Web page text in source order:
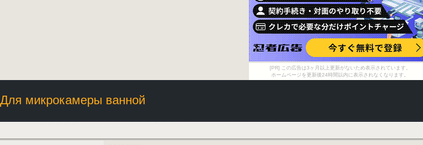
[PR] この広告は3ヶ月以上更新がないため表示されています。
ホームページを更新後24時間以内に表示されなくなります。
Для микрокамеры ванной